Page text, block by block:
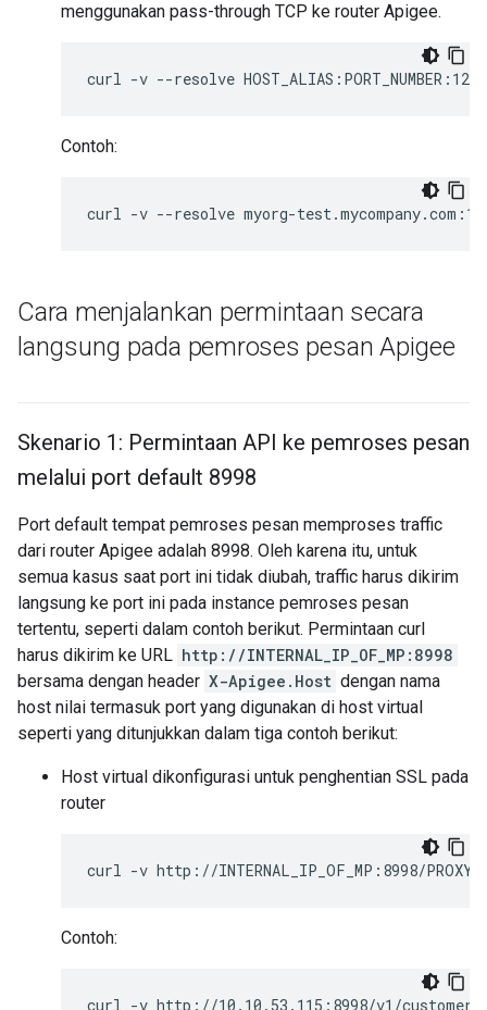
menggunakan pass-through TCP ke router Apigee.
curl -v --resolve
Contoh:
curl -v --resolve myorg-
Cara menjalankan permintaan secara
langsung pada pemroses pesan Apigee
Skenario 1: Permintaan API ke pemroses pesan
melalui port default 8998
Port default tempat pemroses pesan memproses traffic
dari router Apigee adalah 8998. Oleh karena itu, untuk
semua kasus saat port ini tidak diubah, traffic harus dikirim
langsung ke port ini pada instance pemroses pesan
tertentu, seperti dalam contoh berikut. Permintaan curl
harus dikirim ke URL http://INTERNAL_IP_OF_MP:8998
bersama dengan header X-Apigee.Host dengan nama
host nilai termasuk port yang digunakan di host virtual
seperti yang ditunjukkan dalam tiga contoh berikut:
Host virtual dikonfigurasi untuk penghentian SSL pada
router
curl -v http://INTERNAL_IP_OF_MP:8998/
Contoh:
curl -v http://10.10.53.115:8998/v1/customers